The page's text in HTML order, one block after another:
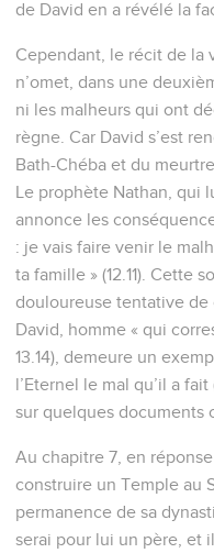
de David en a révélé la
Cependant, le récit de la
n’omet, dans une
ni les malheurs qui ont
règne. Car David s’est
Bath-Chéba et du
Le prophète Nathan, qui
annonce les
: je vais faire venir le
ta famille » (12.11). Cette
douloureuse tentative de
David, homme « qui
13.14), demeure un
l’Eternel le mal qu’il a fait
sur quelques documents
Au chapitre 7, en
construire un Temple au
permanence de sa
serai pour lui un père, et il